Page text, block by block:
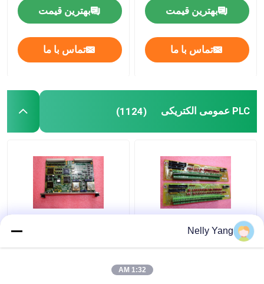
بهترین قیمت
تماس با ما
بهترین قیمت
تماس با ما
PLC عمومی الکتریکی (1124)
VI
Nelly Yang
1:32 AM